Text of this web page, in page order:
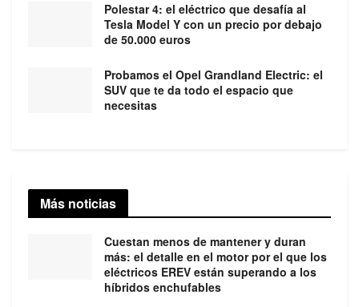
Polestar 4: el eléctrico que desafía al
Tesla Model Y con un precio por debajo
de 50.000 euros
Probamos el Opel Grandland Electric: el
SUV que te da todo el espacio que
necesitas
Más noticias
Cuestan menos de mantener y duran
más: el detalle en el motor por el que los
eléctricos EREV están superando a los
híbridos enchufables